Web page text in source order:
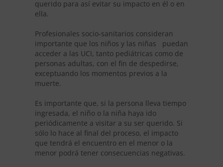
querido para así evitar su impacto en él o en
ella.
Profesionales socio-sanitarios consideran
importante que los niños y las niñas puedan
acceder a las UCI, tanto pediátricas como de
personas adultas, con el fin de despedirse,
exceptuando los momentos previos a la
muerte.
Es importante que, si la persona lleva tiempo
ingresada, el niño o la niña haya ido
periódicamente a visitar a su ser querido. Si
sólo lo hace al final del proceso, el impacto
que tendrá el encuentro en el menor o la
menor podrá tener consecuencias negativas.